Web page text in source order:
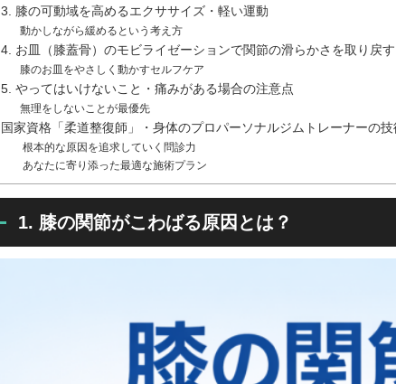
3. 膝の可動域を高めるエクササイズ・軽い運動
動かしながら緩めるという考え方
4. お皿（膝蓋骨）のモビライゼーションで関節の滑らかさを取り戻す
膝のお皿をやさしく動かすセルフケア
5. やってはいけないこと・痛みがある場合の注意点
無理をしないことが最優先
国家資格「柔道整復師」・身体のプロパーソナルジムトレーナーの技
根本的な原因を追求していく問診力
あなたに寄り添った最適な施術プラン
1. 膝の関節がこわばる原因とは？